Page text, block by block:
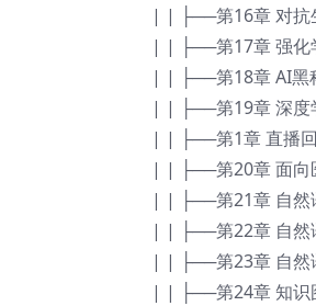
| | ├──第16章 对抗
| | ├──第17章 强化
| | ├──第18章 AI黑
| | ├──第19章 深度
| | ├──第1章 直播
| | ├──第20章 面向
| | ├──第21章 自然
| | ├──第22章 自然
| | ├──第23章 自然
| | ├──第24章 知识